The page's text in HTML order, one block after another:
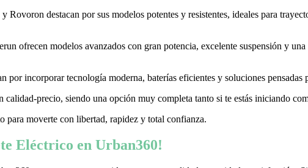
destacan por sus modelos potentes y resistentes, ideales para
ofrecen modelos avanzados con gran potencia, excelente suspensión y
incorporar tecnología moderna, baterías eficientes y soluciones
precio, siendo una opción muy completa tanto si te estás iniciando
para moverte con libertad, rapidez y total confianza.
Eléctrico en Urban360!